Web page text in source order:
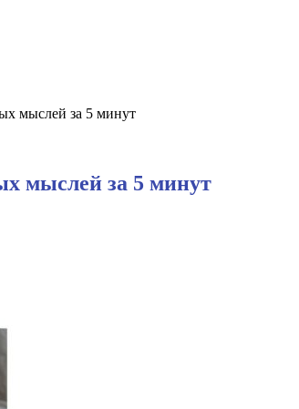
мыслей за 5 минут
мыслей за 5 минут